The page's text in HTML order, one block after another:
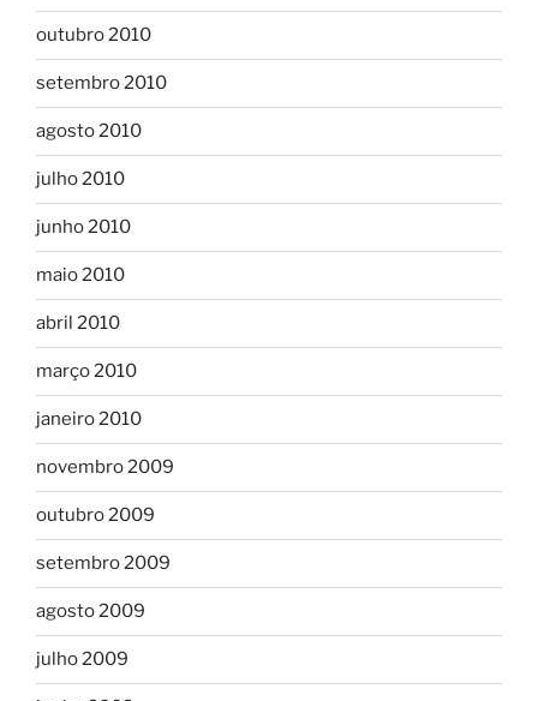
outubro 2010
setembro 2010
agosto 2010
julho 2010
junho 2010
maio 2010
abril 2010
março 2010
janeiro 2010
novembro 2009
outubro 2009
setembro 2009
agosto 2009
julho 2009